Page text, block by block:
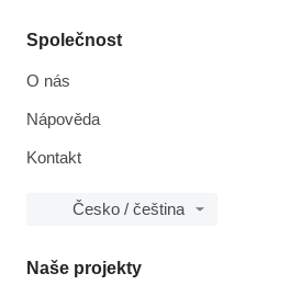
Společnost
O nás
Nápověda
Kontakt
Česko / čeština
Naše projekty